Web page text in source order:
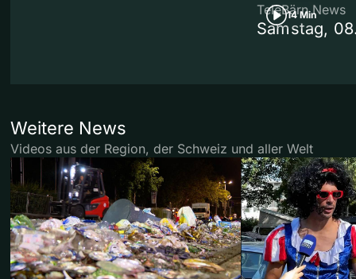
14 Min
TeleBärn News
Samstag,
Weitere News
Videos aus der Region, der Schweiz und aller Welt